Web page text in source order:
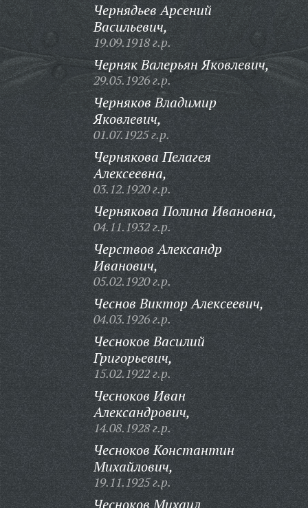
Чернядьев Арсений
Васильевич,
19.09.1918 г.р.
Черняк Валерьян Яковлевич,
29.05.1926 г.р.
Черняков Владимир
Яковлевич,
01.07.1925 г.р.
Чернякова Пелагея
Алексеевна,
03.12.1920 г.р.
Чернякова Полина Ивановна,
04.11.1932 г.р.
Черствов Александр
Иванович,
05.02.1920 г.р.
Чеснов Виктор Алексеевич,
04.03.1926 г.р.
Чесноков Василий
Григорьевич,
15.02.1922 г.р.
Чесноков Иван
Александрович,
14.08.1928 г.р.
Чесноков Константин
Михайлович,
19.11.1925 г.р.
Чесноков Михаил